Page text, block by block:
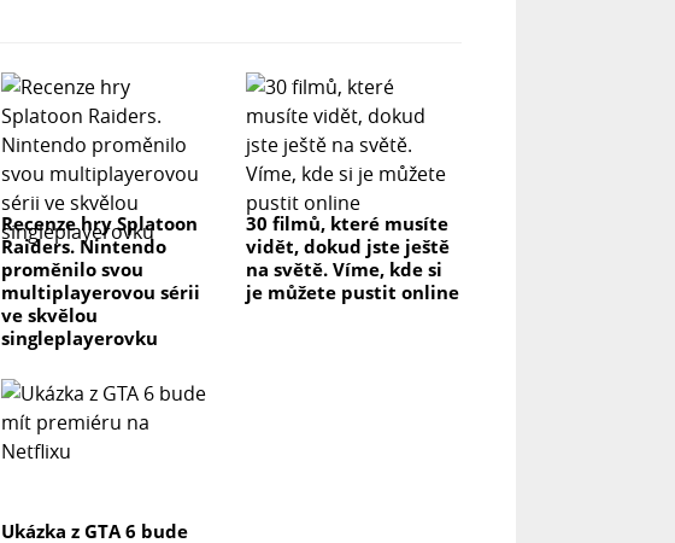
Recenze hry Splatoon
Raiders. Nintendo
proměnilo svou
multiplayerovou sérii
ve skvělou
singleplayerovku
30 filmů, které musíte
vidět, dokud jste ještě
na světě. Víme, kde si
je můžete pustit online
Ukázka z GTA 6 bude